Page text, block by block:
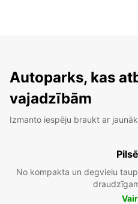
Autoparks, kas
vajadzībām
Izmanto iespēju braukt ar
No kompakta un degvielu